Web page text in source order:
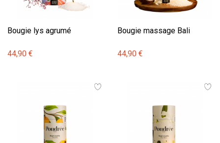
Bougie lys agrumé
44,90 €
Bougie massage Bali
44,90 €